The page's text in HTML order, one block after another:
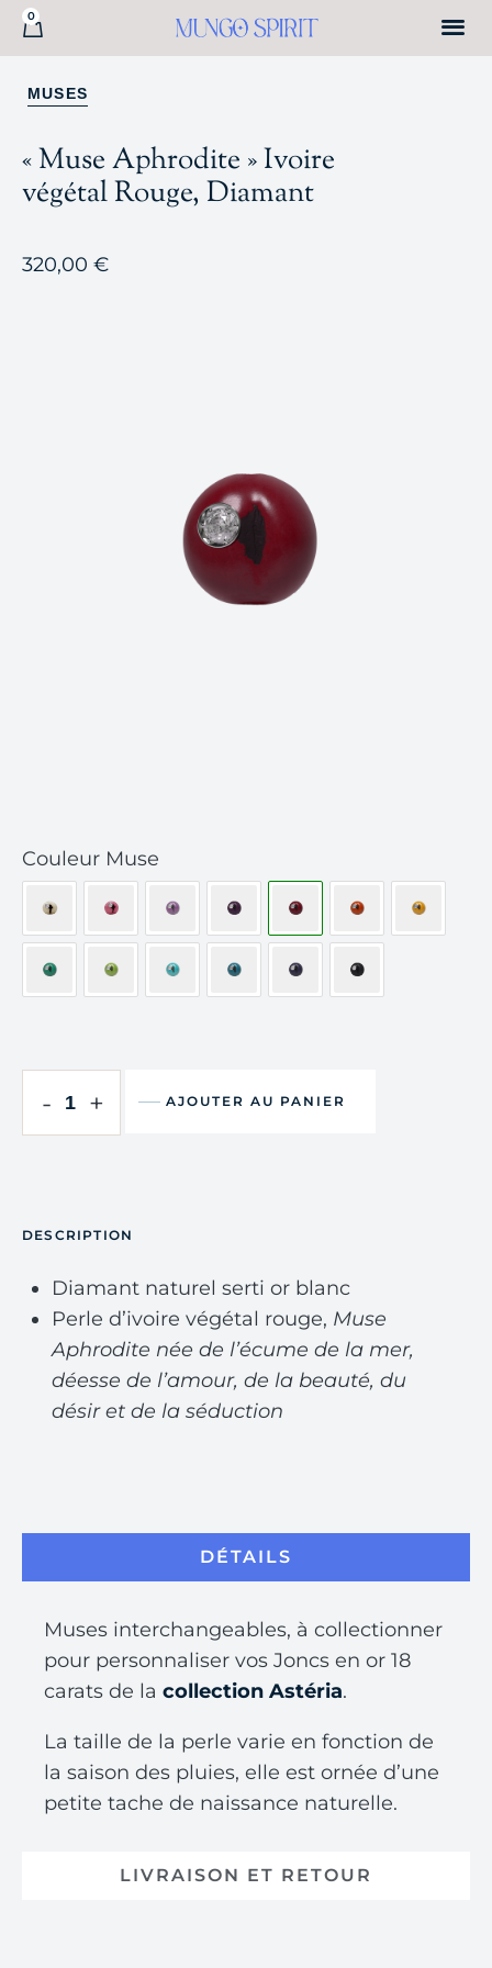
0
MUSES
« Muse Aphrodite » Ivoire
végétal Rouge, Diamant
320,00 €
Couleur Muse
- + AJOUTER AU PANIER
DESCRIPTION
Diamant naturel serti or blanc
Perle d’ivoire végétal rouge, Muse
Aphrodite née de l’écume de la mer,
déesse de l’amour, de la beauté, du
désir et de la séduction
DÉTAILS
LIVRAISON ET RETOUR
Muses interchangeables, à collectionner
pour personnaliser vos Joncs en or 18
carats de la collection Astéria.
La taille de la perle varie en fonction de
la saison des pluies, elle est ornée d’une
petite tache de naissance naturelle.